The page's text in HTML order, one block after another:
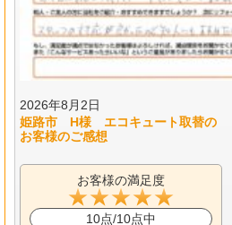
2026年8月2日
姫路市 H様 エコキュート取替の
お客様のご感想
お客様の満足度
10点/10点中